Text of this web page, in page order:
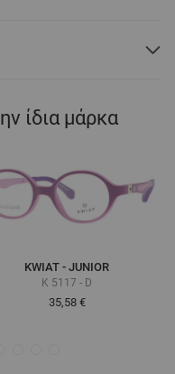
ίδια μάρκα
KWIAT - JUNIOR
K 5117 - D
35,58 €